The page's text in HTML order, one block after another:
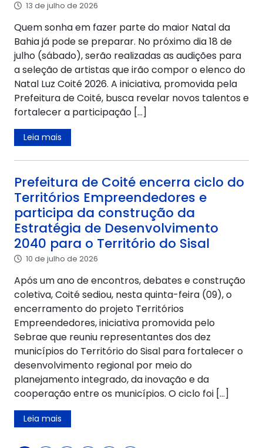
13 de julho de 2026
Quem sonha em fazer parte do maior Natal da
Bahia já pode se preparar. No próximo dia 18 de
julho (sábado), serão realizadas as audições para
a seleção de artistas que irão compor o elenco do
Natal Luz Coité 2026. A iniciativa, promovida pela
Prefeitura de Coité, busca revelar novos talentos e
fortalecer a participação […]
Leia mais
Prefeitura de Coité encerra ciclo do
Territórios Empreendedores e
participa da construção da
Estratégia de Desenvolvimento
2040 para o Território do Sisal
10 de julho de 2026
Após um ano de encontros, debates e construção
coletiva, Coité sediou, nesta quinta-feira (09), o
encerramento do projeto Territórios
Empreendedores, iniciativa promovida pelo
Sebrae que reuniu representantes dos dez
municípios do Território do Sisal para fortalecer o
desenvolvimento regional por meio do
planejamento integrado, da inovação e da
cooperação entre os municípios. O ciclo foi […]
Leia mais